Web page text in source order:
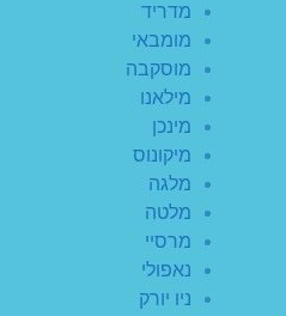
מדריד
מומבאי
מוסקבה
מילאנו
מינכן
מיקונוס
מלגה
מלטה
מרסיי
נאפולי
ניו יורק